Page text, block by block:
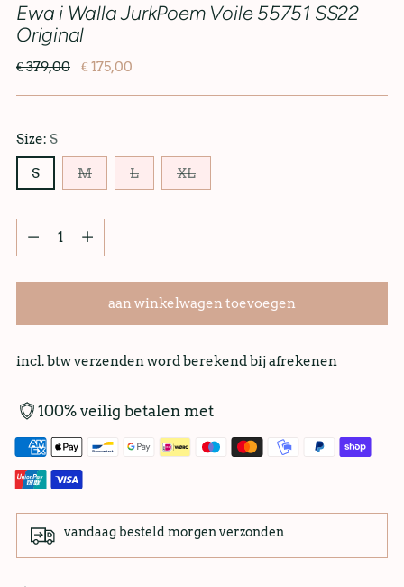
Ewa i Walla JurkPoem Voile 55751 SS22
Original
€ 379,00 € 175,00
Size: S
S
M L XL
aan winkelwagen toevoegen
incl. btw verzenden word berekend bij afrekenen
100% veilig betalen met
vandaag besteld morgen verzonden